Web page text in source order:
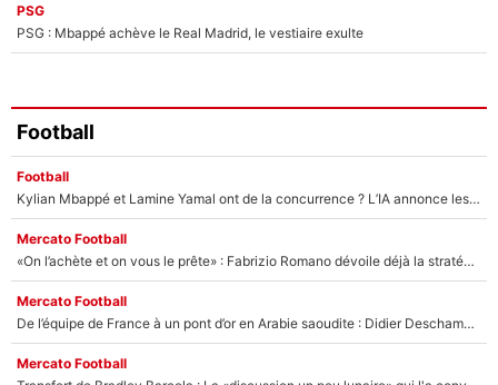
PSG
PSG : Mbappé achève le Real Madrid, le vestiaire exulte
Football
Football
Kylian Mbappé et Lamine Yamal ont de la concurrence ? L’IA annonce les 5 joueurs qui vont dominer le football dans les années à venir !
Mercato Football
«On l’achète et on vous le prête» : Fabrizio Romano dévoile déjà la stratégie du PSG avec le transfert de Zion Suzuki !
Mercato Football
De l’équipe de France à un pont d’or en Arabie saoudite : Didier Deschamps a donné sa réponse !
Mercato Football